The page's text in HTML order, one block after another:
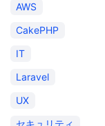
AWS
CakePHP
IT
Laravel
UX
セキュリティ